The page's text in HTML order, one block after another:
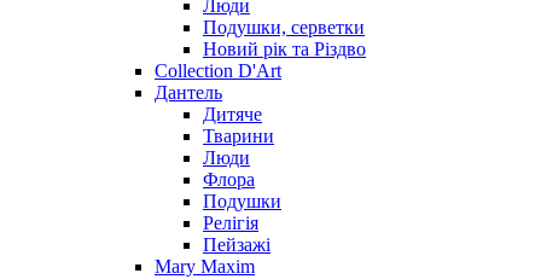
Люди
Подушки, серветки
Новий рік та Різдво
Collection D'Art
Дантель
Дитяче
Тварини
Люди
Флора
Подушки
Релігія
Пейзажі
Mary Maxim